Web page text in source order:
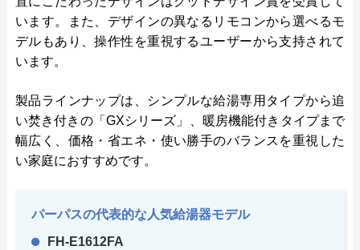
います。また、デザインの異なるリモコンから選べるモ
デルもあり、操作性を重視するユーザーから支持されて
います。
製品ラインナップは、シンプルな給湯専用タイプから追
い焚き付きの「GXシリーズ」、暖房機能付きタイプまで
幅広く、価格・省エネ・使い勝手のバランスを重視した
い家庭におすすめです。
パーパスの代表的な人気給湯器モデル
FH-E1612FA